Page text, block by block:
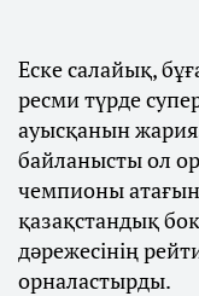
Еске салайық,
ресми түрде
ауысқанын
байланысты ол
чемпионы
қазақстандық
дәрежесінің
орналастырды.